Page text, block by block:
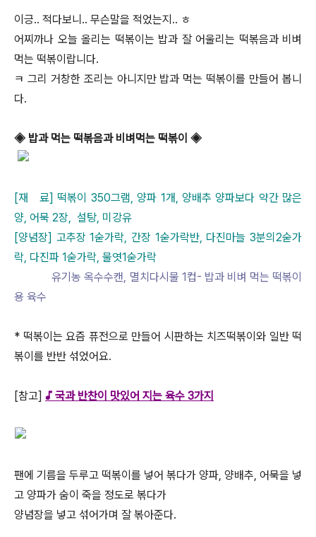
이긍.. 적다보니.. 무슨말을 적었는지.. ㅎ
어찌까나 오늘 올리는 떡볶이는 밥과 잘 어울리는 떡볶음과 비벼
먹는 떡볶이랍니다.
ㅋ 그리 거창한 조리는 아니지만 밥과 먹는 떡볶이를 만들어 봅니
다.
◈ 밥과 먹는 떡볶음과 비벼먹는 떡볶이 ◈
[재 료] 떡볶이 350그램, 양파 1개, 양배추 양파보다 약간 많은
양, 어묵 2장, 설탕, 미강유
[양념장] 고추장 1숟가락, 간장 1숟가락반, 다진마늘 3분의2숟가
락, 다진파 1숟가락, 물엿1숟가락
유기농 옥수수캔, 멸치다시물 1컵- 밥과 비벼 먹는 떡볶이
용 육수
* 떡볶이는 요즘 퓨전으로 만들어 시판하는 치즈떡볶이와 일반 떡
볶이를 반반 섞었어요.
[참고] ♪ 국과 반찬이 맛있어 지는 육수 3가지
팬에 기름을 두루고 떡볶이를 넣어 볶다가 양파, 양배추, 어묵을 넣
고 양파가 숨이 죽을 정도로 볶다가
양념장을 넣고 섞어가며 잘 볶아준다.